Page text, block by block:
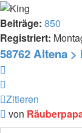
Beiträge: 850
Registriert:
58762 Altena
Zitieren
Beitrag
von